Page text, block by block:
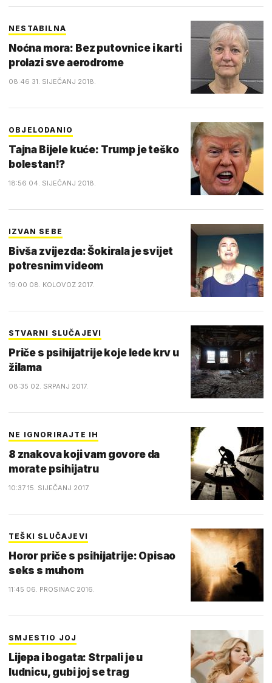
NESTABILNA
Noćna mora: Bez putovnice i karti
prolazi sve aerodrome
08:46 31. SIJEČANJ 2018.
OBJELODANIO
Tajna Bijele kuće: Trump je teško
bolestan!?
18:56 04. SIJEČANJ 2018.
IZVAN SEBE
Bivša zvijezda: Šokirala je svijet
potresnim videom
19:00 08. KOLOVOZ 2017.
STVARNI SLUČAJEVI
Priče s psihijatrije koje lede krv u
žilama
08:35 02. SRPANJ 2017.
NE IGNORIRAJTE IH
8 znakova koji vam govore da
morate psihijatru
10:37 15. SIJEČANJ 2017.
TEŠKI SLUČAJEVI
Horor priče s psihijatrije: Opisao
seks s muhom
11:45 06. PROSINAC 2016.
SMJESTIO JOJ
Lijepa i bogata: Strpali je u
ludnicu, gubi joj se trag